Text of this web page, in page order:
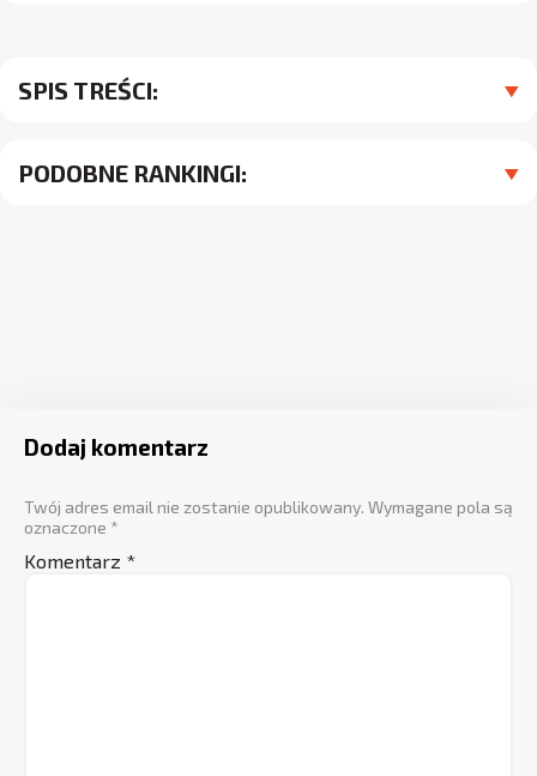
SPIS TREŚCI:
PODOBNE RANKINGI:
Dodaj komentarz
Twój adres email nie zostanie opublikowany. Wymagane pola są
oznaczone *
Komentarz *